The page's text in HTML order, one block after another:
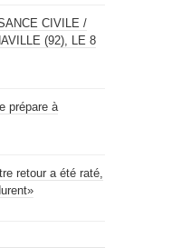
CIVILE /
(92), LE 8
prépare à
retour a été raté,